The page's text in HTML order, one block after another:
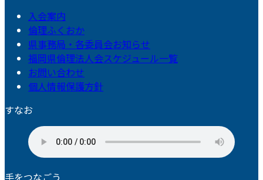
入会案内
倫理ふくおか
県事務局・各委員会お知らせ
福岡県倫理法人会スケジュール一覧
お問い合わせ
個人情報保護方針
すなお
手をつなごう